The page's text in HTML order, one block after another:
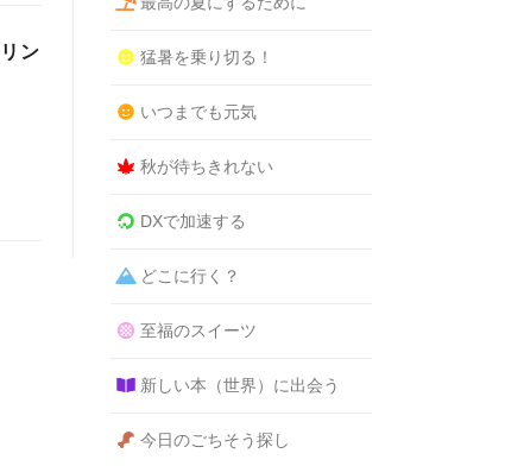
ン
猛暑を乗り切る！
いつまでも元気
秋が待ちきれない
DXで加速する
どこに行く？
至福のスイーツ
新しい本（世界）に出会う
今日のごちそう探し